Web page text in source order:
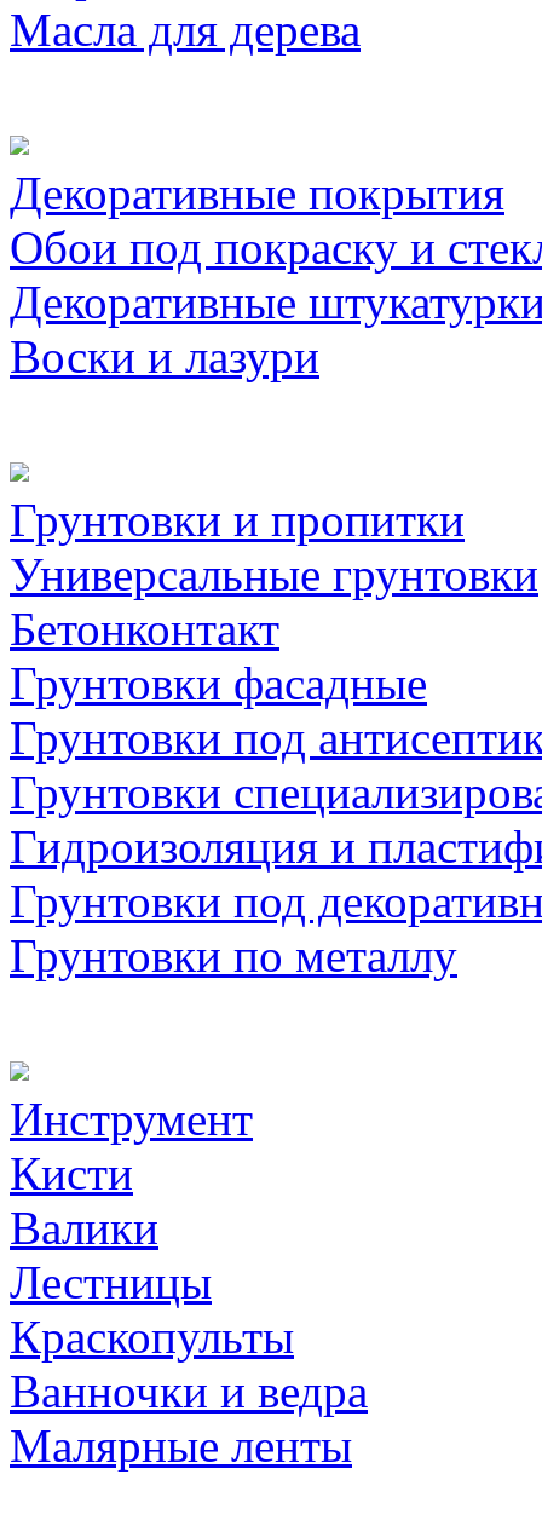
Масла для дерева
Декоративные покрытия
Обои под покраску и
Декоративные
Воски и лазури
Грунтовки и пропитки
Универсальные грунтовки
Бетонконтакт
Грунтовки фасадные
Грунтовки под
Грунтовки
Гидроизоляция и
Грунтовки под
Грунтовки по металлу
Инструмент
Кисти
Валики
Лестницы
Краскопульты
Ванночки и ведра
Малярные ленты